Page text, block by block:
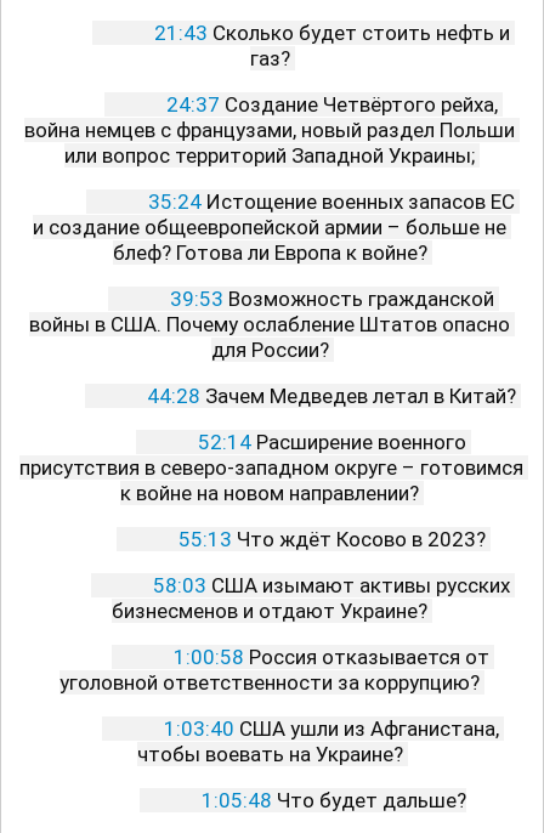
21:43 Сколько будет стоить нефть и
газ?
24:37 Создание Четвёртого рейха,
война немцев с французами, новый раздел Польши
или вопрос территорий Западной Украины;
35:24 Истощение военных запасов ЕС
и создание общеевропейской армии – больше не
блеф? Готова ли Европа к войне?
39:53 Возможность гражданской
войны в США. Почему ослабление Штатов опасно
для России?
44:28 Зачем Медведев летал в Китай?
52:14 Расширение военного
присутствия в северо-западном округе – готовимся
к войне на новом направлении?
55:13 Что ждёт Косово в 2023?
58:03 США изымают активы русских
бизнесменов и отдают Украине?
1:00:58 Россия отказывается от
уголовной ответственности за коррупцию?
1:03:40 США ушли из Афганистана,
чтобы воевать на Украине?
1:05:48 Что будет дальше?